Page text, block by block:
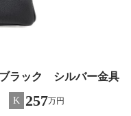
ック シルバー金具
K 257万円